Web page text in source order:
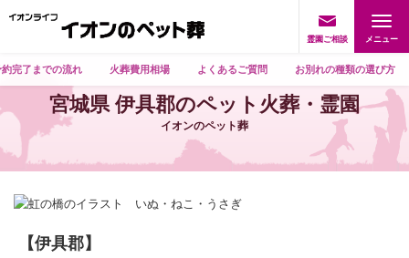
霊園ご相談
約完了までの流れ 火葬費用相場 よくあるご質問 お別れの種類の選び方
宮城県 伊具郡のペット火葬・霊園
イオンのペット葬
【伊具郡】